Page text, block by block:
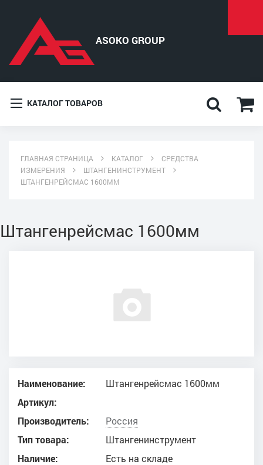
КАТАЛОГ ТОВАРОВ
ГЛАВНАЯ СТРАНИЦА КАТАЛОГ
СРЕДСТВА
ИЗМЕРЕНИЯ
ШТАНГЕНИНСТРУМЕНТ
ШТАНГЕНРЕЙСМАС 1600ММ
Штангенрейсмас 1600мм
Наименование:
Штангенрейсмас 1600мм
Артикул:
Производитель:
Россия
Тип товара:
Штангенинструмент
Наличие:
Есть на складе